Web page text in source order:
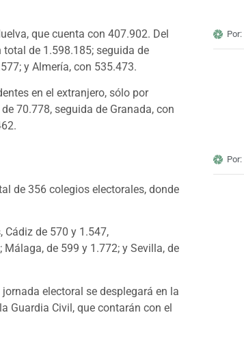
que cuenta con 407.902. Del
de 1.598.185; seguida de
y Almería, con 535.473.
en el extranjero, sólo por
70.778, seguida de Granada, con
de 356 colegios electorales, donde
Cádiz de 570 y 1.547,
de 599 y 1.772; y Sevilla, de
electoral se desplegará en la
Guardia Civil, que contarán con el
Por:
Por: